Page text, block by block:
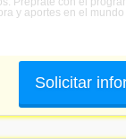
y aportes en el
Solicitar